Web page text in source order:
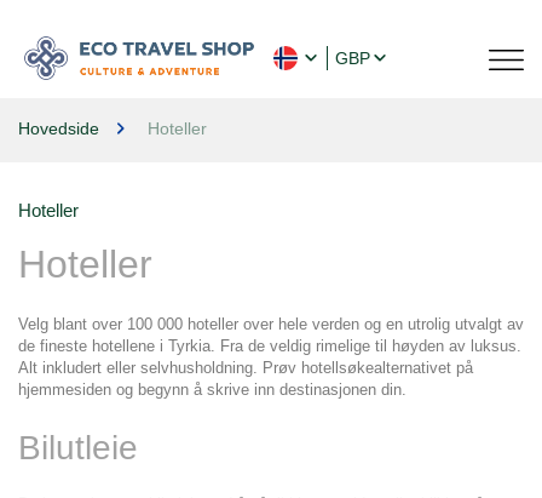
GBP
Hovedside Hoteller
Hoteller
Hoteller
Velg blant over 100 000 hoteller over hele verden og en utrolig utvalgt av
de fineste hotellene i Tyrkia. Fra de veldig rimelige til høyden av luksus.
Alt inkludert eller selvhusholdning. Prøv hotellsøkealternativet på
hjemmesiden og begynn å skrive inn destinasjonen din.
Bilutleie